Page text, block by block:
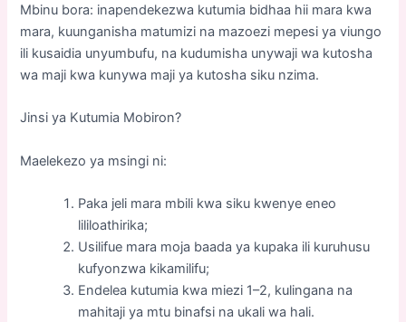
Mbinu bora: inapendekezwa kutumia bidhaa hii mara kwa
mara, kuunganisha matumizi na mazoezi mepesi ya viungo
ili kusaidia unyumbufu, na kudumisha unywaji wa kutosha
wa maji kwa kunywa maji ya kutosha siku nzima.
Jinsi ya Kutumia Mobiron?
Maelekezo ya msingi ni:
Paka jeli mara mbili kwa siku kwenye eneo
lililoathirika;
Usilifue mara moja baada ya kupaka ili kuruhusu
kufyonzwa kikamilifu;
Endelea kutumia kwa miezi 1–2, kulingana na
mahitaji ya mtu binafsi na ukali wa hali.